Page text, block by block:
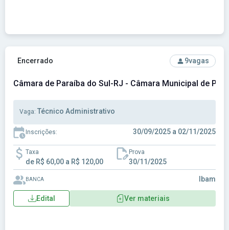
Ver concurso: Câmara de Paraíba do Sul-RJ - Câmara
Encerrado 9vagas
Câmara de Paraíba do Sul-RJ - Câmara Municipal de
Vaga: Técnico Administrativo
Inscrições: 30/09/2025 a 02/11/2025
Taxa
de R$ 60,00 a R$ 120,00
Prova
30/11/2025
BANCA Ibam
Edital Ver materiais